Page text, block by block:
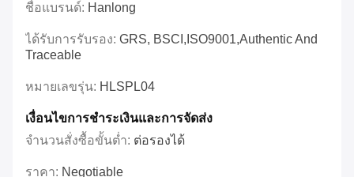
ชื่อแบรนด์: Hanlong
ได้รับการรับรอง: GRS, BSCI,ISO9001,Authentic And
Traceable
หมายเลขรุ่น: HLSPL04
เงื่อนไขการชําระเงินและการจัดส่ง
จำนวนสั่งซื้อขั้นต่ำ: ต่อรองได้
ราคา: Negotiable